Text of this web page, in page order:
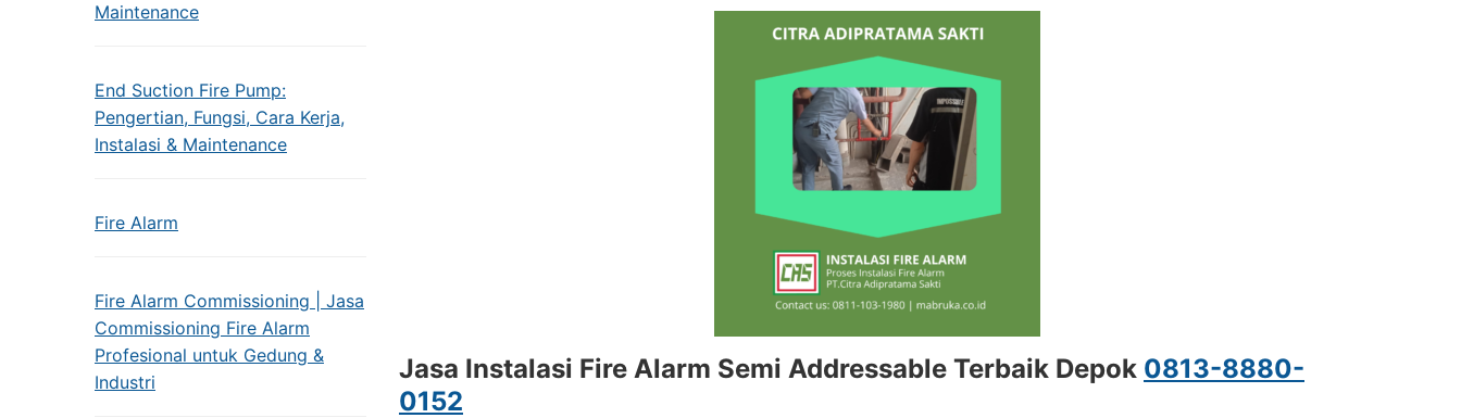
Maintenance
End Suction Fire Pump:
Pengertian, Fungsi, Cara Kerja,
Instalasi & Maintenance
Fire Alarm
Fire Alarm Commissioning | Jasa
Commissioning Fire Alarm
Profesional untuk Gedung &
Industri
Jasa Instalasi Fire Alarm Semi Addressable Terbaik Depok 0813-8880-
0152